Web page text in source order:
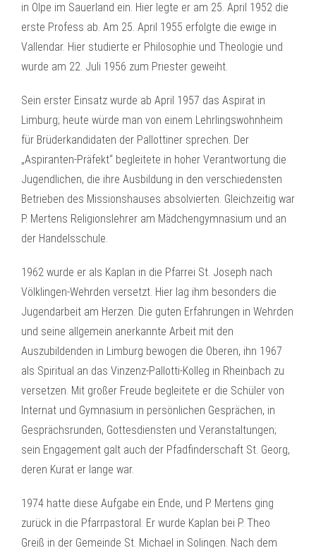
in Olpe im Sauerland ein. Hier legte er am 25. April 1952 die
erste Profess ab. Am 25. April 1955 erfolgte die ewige in
Vallendar. Hier studierte er Philosophie und Theologie und
wurde am 22. Juli 1956 zum Priester geweiht.
Sein erster Einsatz wurde ab April 1957 das Aspirat in
Limburg; heute würde man von einem Lehrlingswohnheim
für Brüderkandidaten der Pallottiner sprechen. Der
„Aspiranten-Präfekt“ begleitete in hoher Verantwortung die
Jugendlichen, die ihre Ausbildung in den verschiedensten
Betrieben des Missionshauses absolvierten. Gleichzeitig war
P. Mertens Religionslehrer am Mädchengymnasium und an
der Handelsschule.
1962 wurde er als Kaplan in die Pfarrei St. Joseph nach
Völklingen-Wehrden versetzt. Hier lag ihm besonders die
Jugendarbeit am Herzen. Die guten Erfahrungen in Wehrden
und seine allgemein anerkannte Arbeit mit den
Auszubildenden in Limburg bewogen die Oberen, ihn 1967
als Spiritual an das Vinzenz-Pallotti-Kolleg in Rheinbach zu
versetzen. Mit großer Freude begleitete er die Schüler von
Internat und Gymnasium in persönlichen Gesprächen, in
Gesprächsrunden, Gottesdiensten und Veranstaltungen;
sein Engagement galt auch der Pfadfinderschaft St. Georg,
deren Kurat er lange war.
1974 hatte diese Aufgabe ein Ende, und P. Mertens ging
zurück in die Pfarrpastoral. Er wurde Kaplan bei P. Theo
Greiß in der Gemeinde St. Michael in Solingen. Nach dem